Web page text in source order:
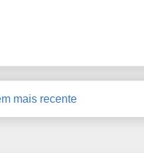
mais recente